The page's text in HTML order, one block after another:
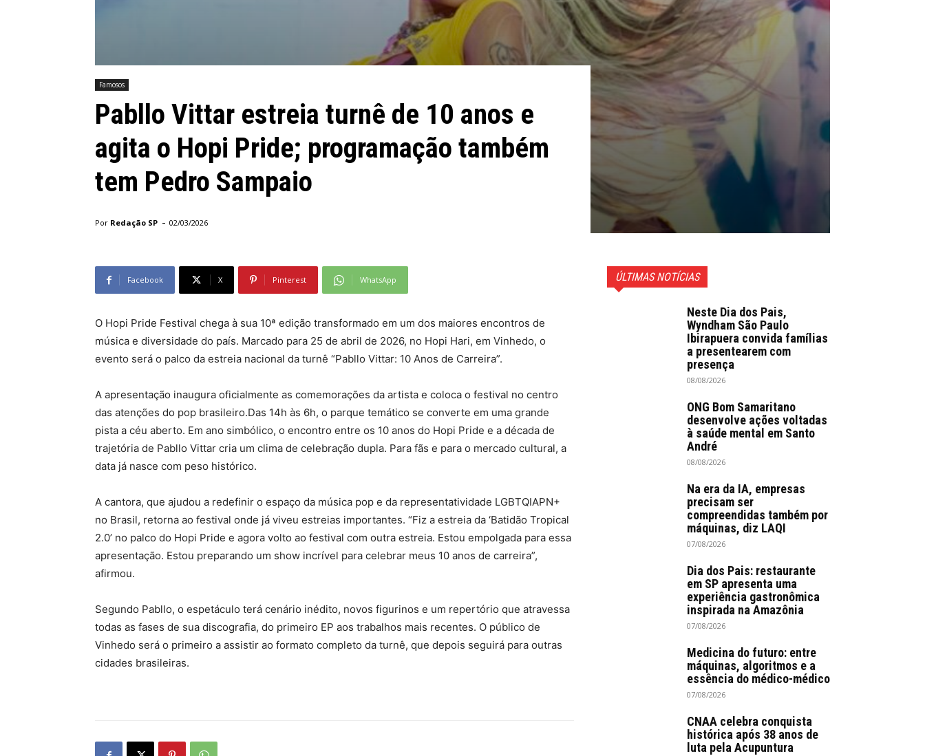
Famosos
Pabllo Vittar estreia turnê de 10 anos e
agita o Hopi Pride; programação também
tem Pedro Sampaio
Por Redação SP - 02/03/2026
Facebook X Pinterest WhatsApp
O Hopi Pride Festival chega à sua 10ª edição transformado em um dos maiores encontros de
música e diversidade do país. Marcado para 25 de abril de 2026, no Hopi Hari, em Vinhedo, o
evento será o palco da estreia nacional da turnê “Pabllo Vittar: 10 Anos de Carreira”.
A apresentação inaugura oficialmente as comemorações da artista e coloca o festival no centro
das atenções do pop brasileiro.Das 14h às 6h, o parque temático se converte em uma grande
pista a céu aberto. Em ano simbólico, o encontro entre os 10 anos do Hopi Pride e a década de
trajetória de Pabllo Vittar cria um clima de celebração dupla. Para fãs e para o mercado cultural, a
data já nasce com peso histórico.
A cantora, que ajudou a redefinir o espaço da música pop e da representatividade LGBTQIAPN+
no Brasil, retorna ao festival onde já viveu estreias importantes. “Fiz a estreia da ‘Batidão Tropical
2.0’ no palco do Hopi Pride e agora volto ao festival com outra estreia. Estou empolgada para essa
apresentação. Estou preparando um show incrível para celebrar meus 10 anos de carreira”,
afirmou.
Segundo Pabllo, o espetáculo terá cenário inédito, novos figurinos e um repertório que atravessa
todas as fases de sua discografia, do primeiro EP aos trabalhos mais recentes. O público de
Vinhedo será o primeiro a assistir ao formato completo da turnê, que depois seguirá para outras
cidades brasileiras.
ÚLTIMAS NOTÍCIAS
Neste Dia dos Pais,
Wyndham São Paulo
Ibirapuera convida famílias
a presentearem com
presença
08/08/2026
ONG Bom Samaritano
desenvolve ações voltadas
à saúde mental em Santo
André
08/08/2026
Na era da IA, empresas
precisam ser
compreendidas também por
máquinas, diz LAQI
07/08/2026
Dia dos Pais: restaurante
em SP apresenta uma
experiência gastronômica
inspirada na Amazônia
07/08/2026
Medicina do futuro: entre
máquinas, algoritmos e a
essência do médico-médico
07/08/2026
CNAA celebra conquista
histórica após 38 anos de
luta pela Acupuntura